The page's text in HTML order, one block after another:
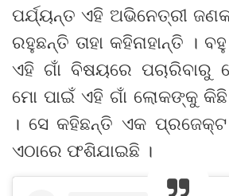
ପର୍ଯ୍ୟନ୍ତ ଏହି ଅଭିନେତ୍ରୀ
ରହୁଛନ୍ତି ତାହା କହିନାହାନ୍ତି ।
ଏହି ଗାଁ ବିଷୟରେ ପଚାରିବାରୁ
ମୋ ପାଇଁ ଏହି ଗାଁ ଲୋକଙ୍କୁ
। ସେ କହିଛନ୍ତି ଏକ
ଏଠାରେ ଫଶିଯାଇଛି ।